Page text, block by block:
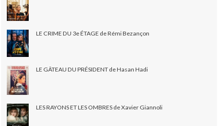
LE CRIME DU 3e ÉTAGE de Rémi Bezançon
LE GÂTEAU DU PRÉSIDENT de Hasan Hadi
LES RAYONS ET LES OMBRES de Xavier Giannoli